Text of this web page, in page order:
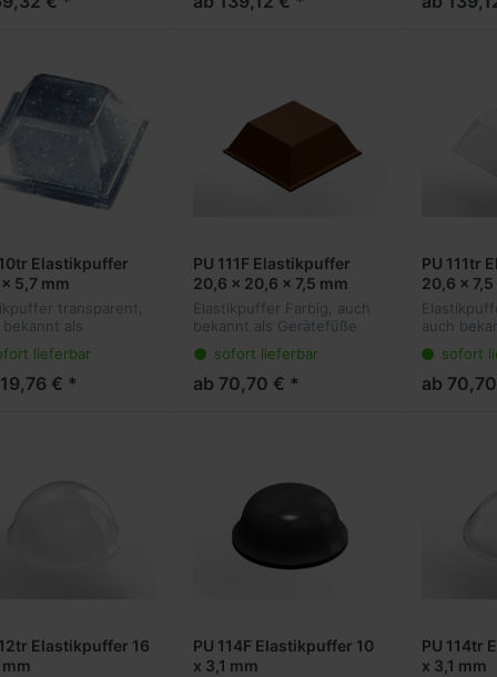
am Objekt und
transparent am Objekt und
Elastikpuffer
5,7 mm
transparent,
bekannt als
sind die
Lösung für viele
Sie kleben
lieferbar
€ *
PU 111F Elastikpuffer
20,6 x 20,6 x 7,5 mm
Elastikpuffer Farbig, auch
bekannt als Gerätefüße
die ideale Lösung für viele
Anwendungen. Sie kleben
transparent am Objekt und
sofort lieferbar
ab 70,70 € *
PU 111tr
20,6 x 7,5
auch
ideale
sofort
ab
Elastikpuffer 16
mm
PU 114F Elastikpuffer 10
x 3,1 mm
PU 114tr
x 3,1 mm